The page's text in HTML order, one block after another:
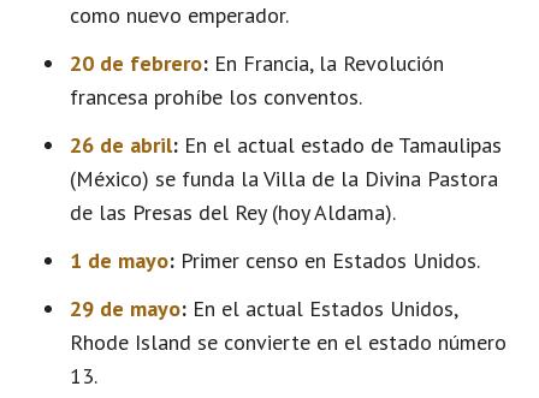
como nuevo emperador.
20 de febrero: En Francia, la Revolución
francesa prohíbe los conventos.
26 de abril: En el actual estado de Tamaulipas
(México) se funda la Villa de la Divina Pastora
de las Presas del Rey (hoy Aldama).
1 de mayo: Primer censo en Estados Unidos.
29 de mayo: En el actual Estados Unidos,
Rhode Island se convierte en el estado número
13.